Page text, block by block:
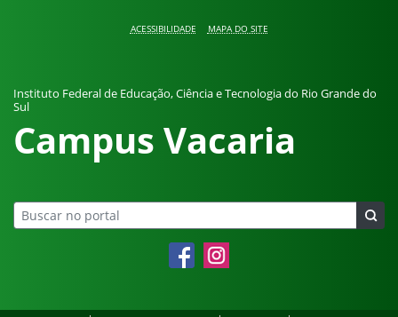
ACESSIBILIDADE MAPA DO SITE
Instituto Federal de Educação, Ciência e Tecnologia do Rio Grande do
Sul
Campus Vacaria
FacebookInstagram